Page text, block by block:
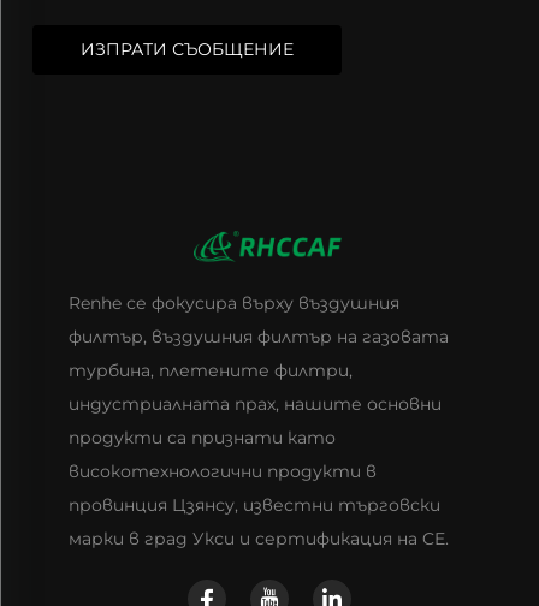
ИЗПРАТИ СЪОБЩЕНИЕ
Renhe се фокусира върху въздушния
филтър, въздушния филтър на газовата
турбина, плетените филтри,
индустриалната прах, нашите основни
продукти са признати като
високотехнологични продукти в
провинция Цзянсу, известни търговски
марки в град Укси и сертификация на CE.